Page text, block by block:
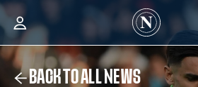
BACK TO ALL NEWS